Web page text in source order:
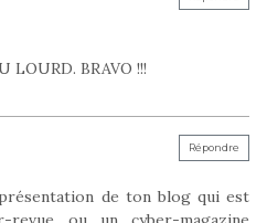
LOURD. BRAVO !!!
présentation de ton blog qui est
Répondre